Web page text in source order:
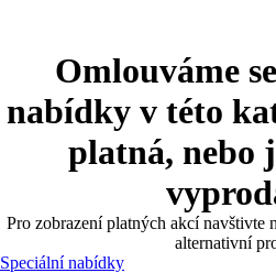
Omlouváme
nabídky v této
platná, nebo
Pro zobrazení platných akcí navštivte
alternativní
Speciální nabídky